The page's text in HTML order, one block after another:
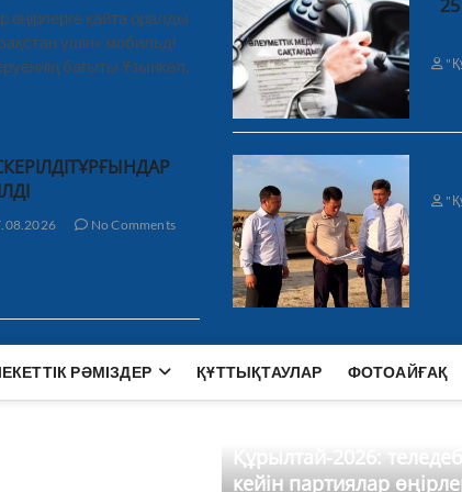
қайта оралды
үшін» мобильді
бағыты Ұзынкөл,
No Comments
РӘМІЗДЕР ҚҰТТЫҚТАУЛАР ФОТОАЙҒАҚ
Құрылтай-2026:
кейін партиялар